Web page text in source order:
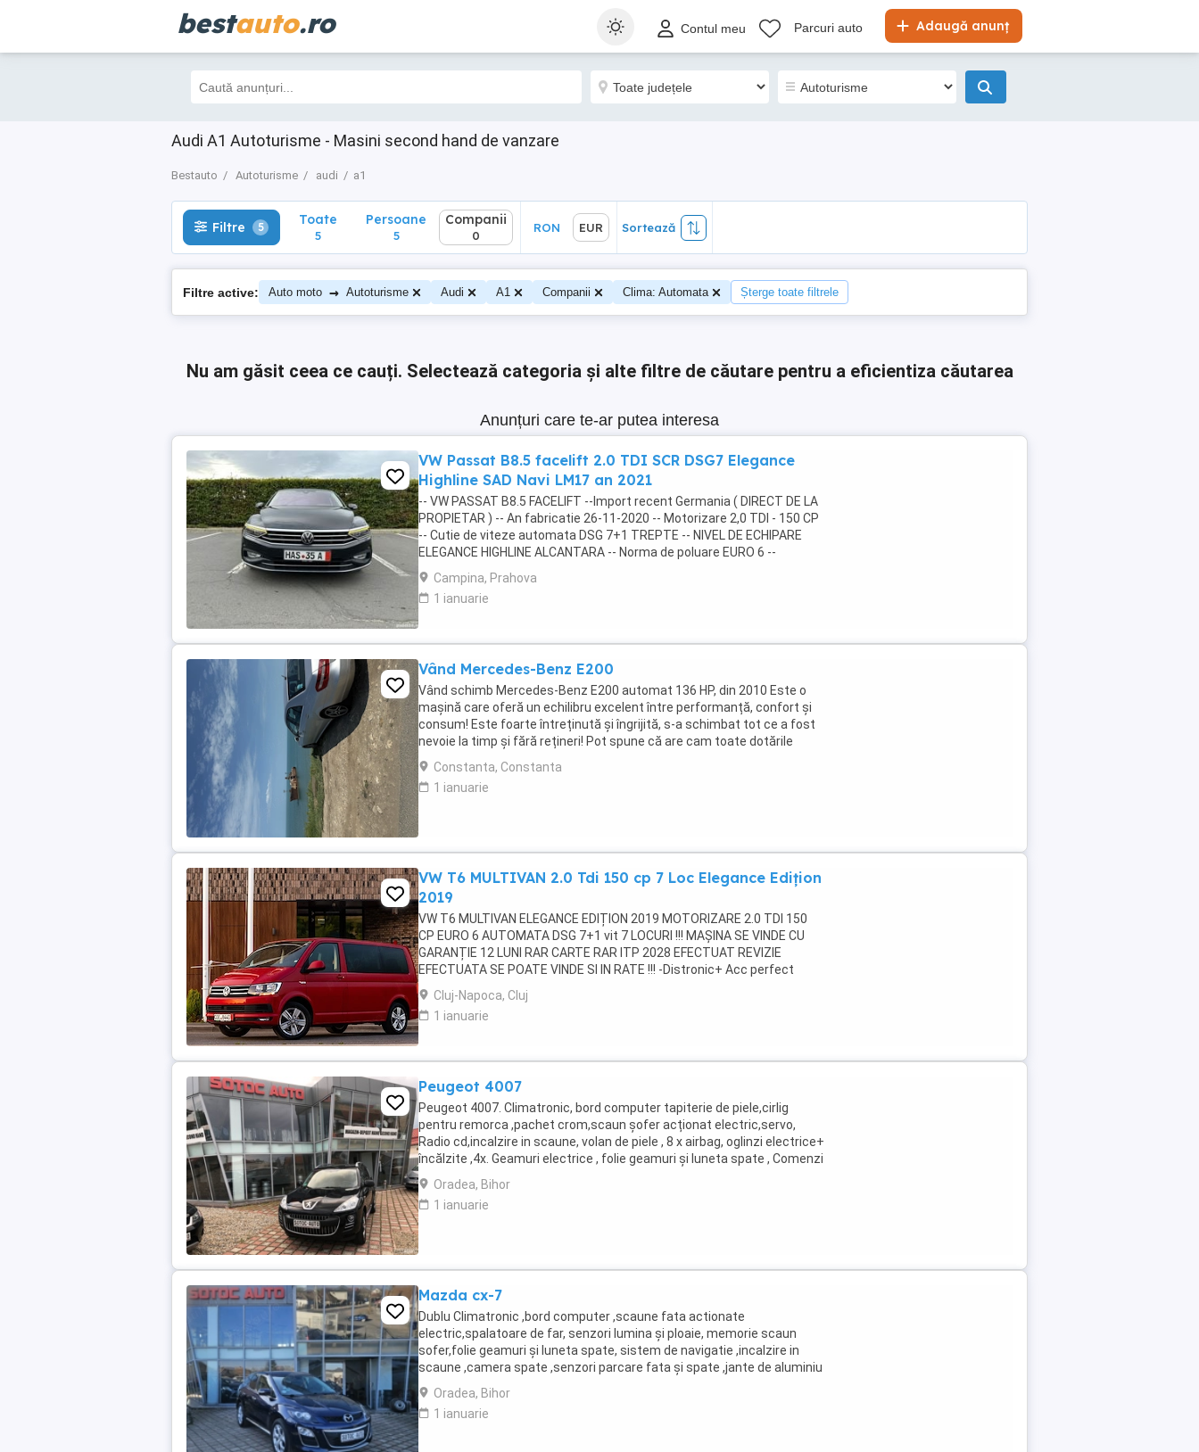
bestauto.ro Adaugă anunț
Contul meu Parcuri auto
Audi A1 Autoturisme - Masini second hand de vanzare
Bestauto Autoturisme audi a1
Filtre 5 Toate
5
Sortează
Filtre 5 Toate
5
Persoane
5
Companii
0
RON EUR Sortează
Filtre active: Auto moto → Autoturisme Audi A1 Companii Clima: Automata Șterge toate filtrele
Nu am găsit ceea ce cauți. Selectează categoria și alte filtre de căutare pentru a eficientiza căutarea
Anunțuri care te-ar putea interesa
VW Passat B8.5 facelift 2.0 TDI SCR DSG7 Elegance
Highline SAD Navi LM17 an 2021
-- VW PASSAT B8.5 FACELIFT --Import recent Germania ( DIRECT DE LA
PROPIETAR ) -- An fabricatie 26-11-2020 -- Motorizare 2,0 TDI - 150 CP
-- Cutie de viteze automata DSG 7+1 TREPTE -- NIVEL DE ECHIPARE
ELEGANCE HIGHLINE ALCANTARA -- Norma de poluare EURO 6 --
ISTORIC COMPLET VOLKSWAGEN! ...
Campina, Prahova
1 ianuarie
Vând Mercedes-Benz E200
Vând schimb Mercedes-Benz E200 automat 136 HP, din 2010 Este o
mașină care oferă un echilibru excelent între performanță, confort și
consum! Este foarte întreținută și îngrijită, s-a schimbat tot ce a fost
nevoie la timp și fără rețineri! Pot spune că are cam toate dotările
posibile, în afară de trapă ...
Constanta, Constanta
1 ianuarie
VW T6 MULTIVAN 2.0 Tdi 150 cp 7 Loc Elegance Edițion
2019
VW T6 MULTIVAN ELEGANCE EDIȚION 2019 MOTORIZARE 2.0 TDI 150
CP EURO 6 AUTOMATA DSG 7+1 vit 7 LOCURI !!! MAȘINA SE VINDE CU
GARANȚIE 12 LUNI RAR CARTE RAR ITP 2028 EFECTUAT REVIZIE
EFECTUATA SE POATE VINDE SI IN RATE !!! -Distronic+ Acc perfect
funcțional -Volan multifunctional din piele -Webasto ...
Cluj-Napoca, Cluj
1 ianuarie
Peugeot 4007
Peugeot 4007. Climatronic, bord computer tapiterie de piele,cirlig
pentru remorca ,pachet crom,scaun șofer acționat electric,servo,
Radio cd,incalzire in scaune, volan de piele , 8 x airbag, oglinzi electrice+
încălzite ,4x. Geamuri electrice , folie geamuri și luneta spate , Comenzi
volan ,tapiterie ...
Oradea, Bihor
1 ianuarie
Mazda cx-7
Dublu Climatronic ,bord computer ,scaune fata actionate
electric,spalatoare de far, senzori lumina și ploaie, memorie scaun
sofer,folie geamuri și luneta spate, sistem de navigatie ,incalzire in
scaune ,camera spate ,senzori parcare fata și spate ,jante de aluminiu
,volan de piele,carlig pt remorca,pilot ...
Oradea, Bihor
1 ianuarie